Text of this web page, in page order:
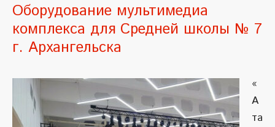
Оборудование мультимедиа
комплекса для Средней школы № 7
г. Архангельска
«
А
та